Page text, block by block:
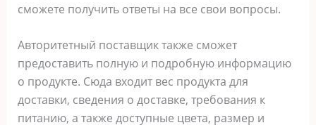
сможете получить ответы на все свои вопросы.
Авторитетный поставщик также сможет
предоставить полную и подробную информацию
о продукте. Сюда входит вес продукта для
доставки, сведения о доставке, требования к
питанию, а также доступные цвета, размер и